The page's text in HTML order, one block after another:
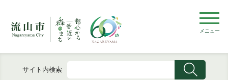
メニュー
サイト内検索